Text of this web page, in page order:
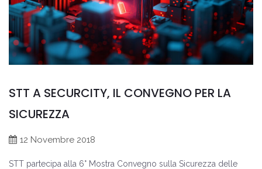
STT A SECURCITY, IL CONVEGNO PER LA
SICUREZZA
12 Novembre 2018
STT partecipa alla 6° Mostra Convegno sulla Sicurezza delle